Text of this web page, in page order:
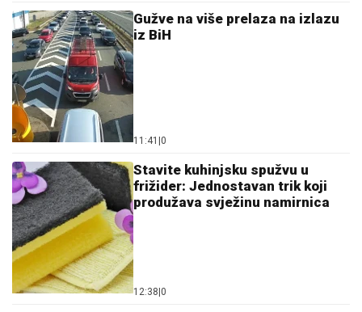
Gužve na više prelaza na izlazu
iz BiH
11:41 0
Stavite kuhinjsku spužvu u
frižider: Jednostavan trik koji
produžava svježinu namirnica
12:38 0